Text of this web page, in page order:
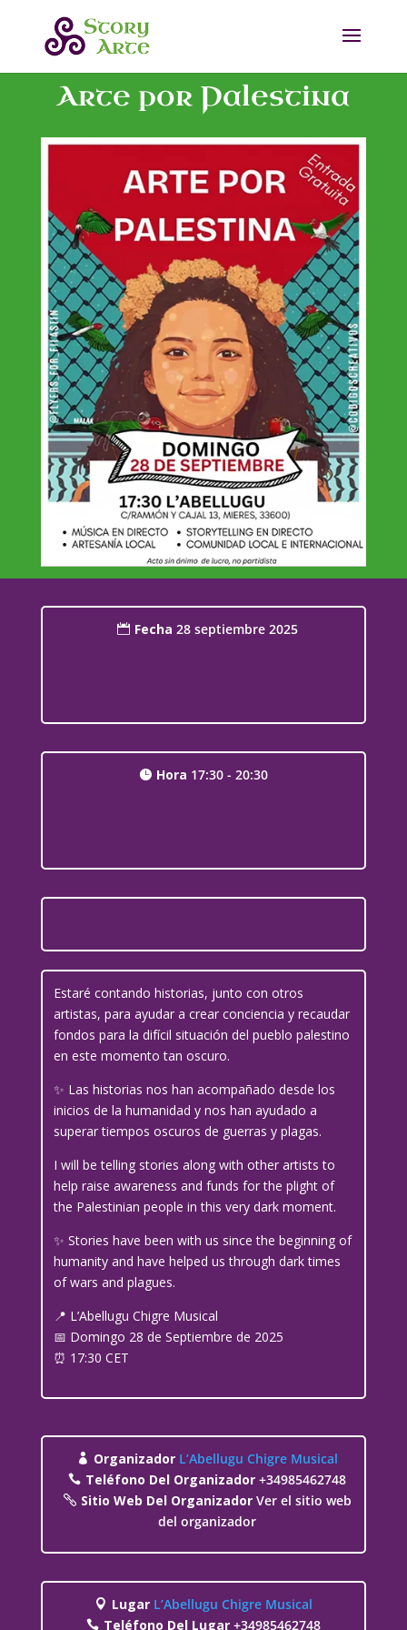
Arte por Palestina
Fecha 28 septiembre 2025
Hora 17:30 - 20:30
Estaré contando historias, junto con otros
artistas, para ayudar a crear conciencia y recaudar
fondos para la difícil situación del pueblo palestino
en este momento tan oscuro.
✨ Las historias nos han acompañado desde los
inicios de la humanidad y nos han ayudado a
superar tiempos oscuros de guerras y plagas.
I will be telling stories along with other artists to
help raise awareness and funds for the plight of
the Palestinian people in this very dark moment.
✨ Stories have been with us since the beginning of
humanity and have helped us through dark times
of wars and plagues.
📍 L’Abellugu Chigre Musical
📅 Domingo 28 de Septiembre de 2025
⏰ 17:30 CET
Organizador L’Abellugu Chigre Musical
Teléfono Del Organizador+34985462748
Sitio Web Del Organizador Ver el sitio web
del organizador
Lugar L’Abellugu Chigre Musical
Teléfono Del Lugar +34985462748